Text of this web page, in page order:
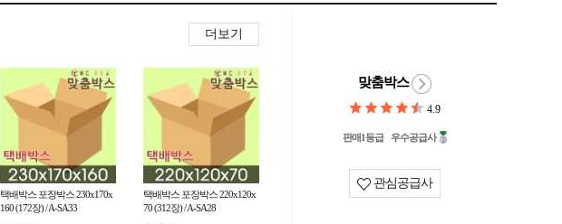
더보기
택배박스 포장박스 230x170x
160 (172장) / A-SA33
택배박스 포장박스 220x120x
70 (312장) / A-SA28
맞춤박스
4.9
판매1등급 우수공급사
관심공급사